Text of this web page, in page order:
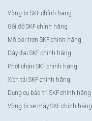
Vòng bi SKF chính hãng
Gối đỡ SKF chính hãng
Mỡ bôi trơn SKF chính hãng
Dây đai SKF chính hãng
Phớt chặn SKF chính hãng
Xích tải SKF chính hãng
Dụng cụ bảo trì SKF chính hãng
Vòng bi xe máy SKF chính hãng